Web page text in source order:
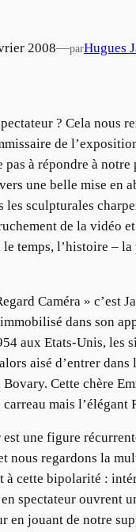
2008—parHugues
? Cela nous
de
pas à répondre à
une belle mise en
les sculpturales
de la vidéo
temps, l’histoire –
Caméra » c’est
dans son
aux Etats-Unis, les
aisé d’entrer
Cette chère
mais
est une figure
nous regardons la
à cette bipolarité :
spectateur ouvrent
en jouant de notre